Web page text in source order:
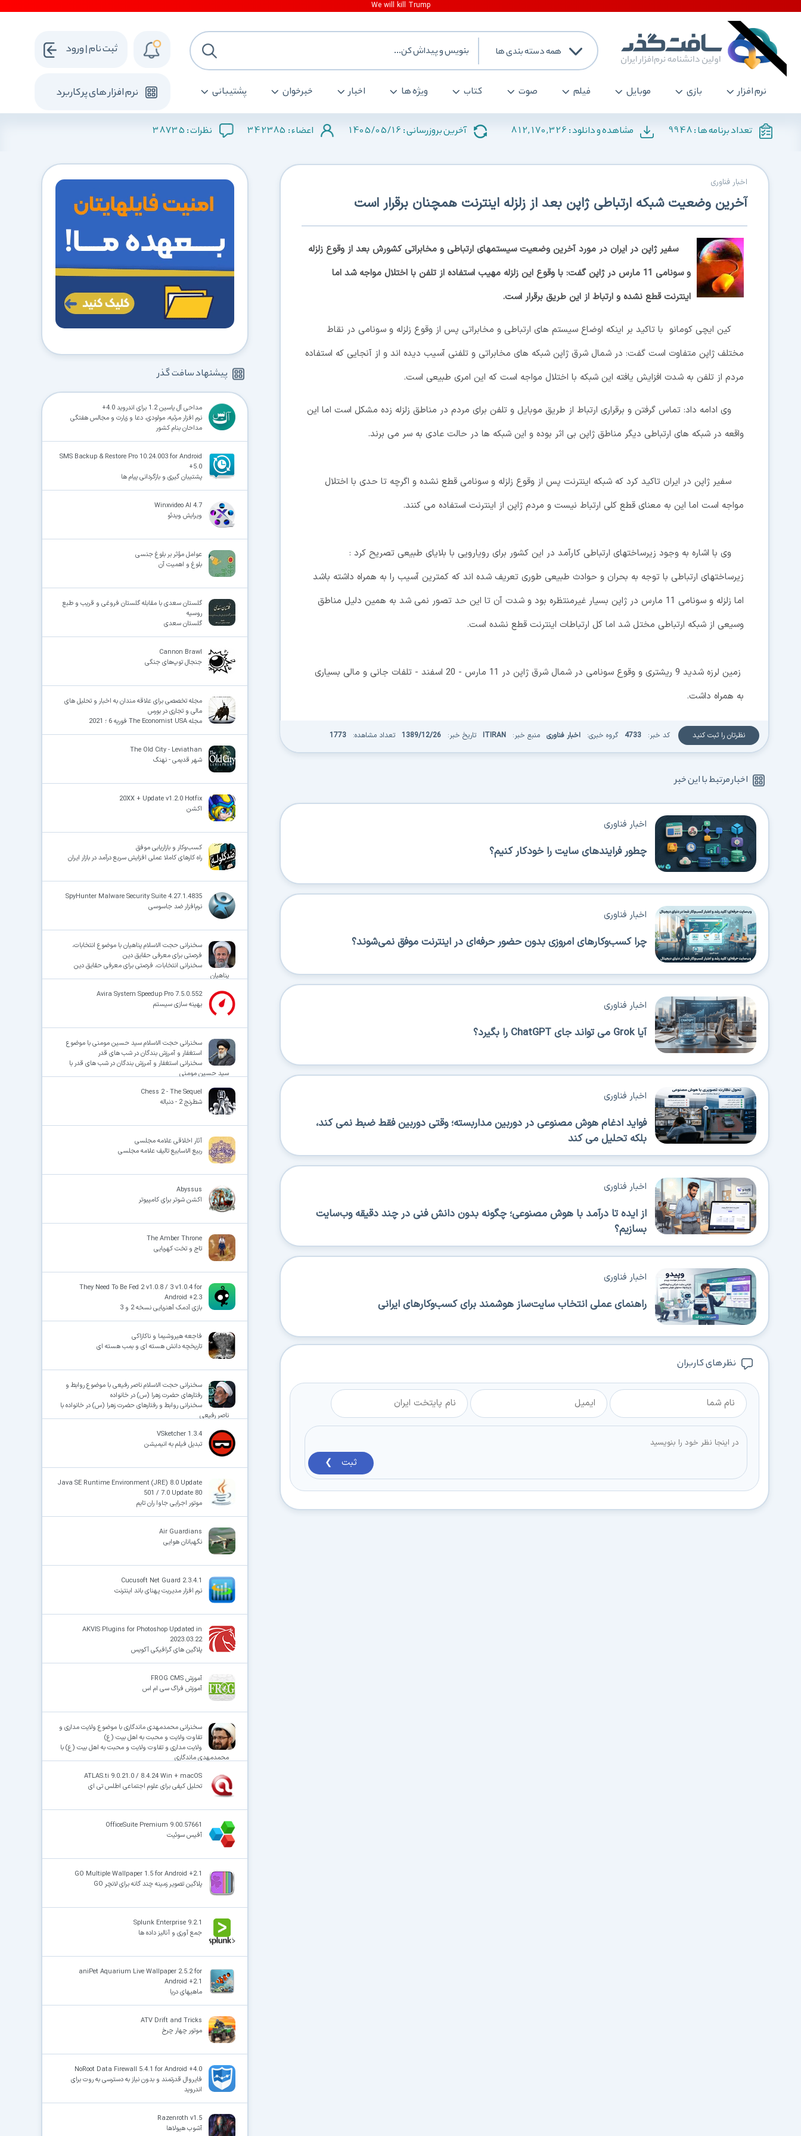
همه دسته بندی ها
نرم افزار بازی موبایل فیلم صوت کتاب ویژه ها اخبار خبرخوان پشتیبانی نرم افزار های پرکاربرد
ثبت نام | ورود
تعداد برنامه ها :9948 مشاهده و دانلود : 812,170,326 آخرین بروزرسانی : 1405/05/16 اعضاء : 342385 نظرات : 38735
اخبار فناوری
آخرین وضعیت شبکه ارتباطی ژاپن بعد از زلزله اینترنت همچنان برقرار است
سفیر ژاپن در ایران در مورد آخرین وضعیت سیستمهای ارتباطی و مخابراتی کشورش بعد از وقوع زلزله
و سونامی 11 مارس در ژاپن گفت: با وقوع این زلزله مهیب استفاده از تلفن با اختلال مواجه شد اما
اینترنت قطع نشده و ارتباط از این طریق برقرار است.
کین ایچی کومانو با تاکید بر اینکه اوضاع سیستم های ارتباطی و مخابراتی پس از وقوع زلزله و سونامی در نقاط
مختلف ژاپن متفاوت است گفت: در شمال شرق ژاپن شبکه های مخابراتی و تلفنی آسیب دیده اند و از آنجایی که استفاده
مردم از تلفن به شدت افزایش یافته این شبکه با اختلال مواجه است که این امری طبیعی است.
وی ادامه داد: تماس گرفتن و برقراری ارتباط از طریق موبایل و تلفن برای مردم در مناطق زلزله زده مشکل است اما این
واقعه در شبکه های ارتباطی دیگر مناطق ژاپن بی اثر بوده و این شبکه ها در حالت عادی به سر می برند.
سفیر ژاپن در ایران تاکید کرد که شبکه اینترنت پس از وقوع زلزله و سونامی قطع نشده و اگرچه تا حدی با اختلال
مواجه است اما این به معنای قطع کلی ارتباط نیست و مردم ژاپن از اینترنت استفاده می کنند.
وی با اشاره به وجود زیرساختهای ارتباطی کارآمد در این کشور برای رویارویی با بلایای طبیعی تصریح کرد :
زیرساختهای ارتباطی با توجه به بحران و حوادث طبیعی طوری تعریف شده اند که کمترین آسیب را به همراه داشته باشد
اما زلزله و سونامی 11 مارس در ژاپن بسیار غیرمنتظره بود و شدت آن تا این حد تصور نمی شد به همین دلیل مناطق
وسیعی از شبکه ارتباطی مختل شد اما کل ارتباطات اینترنت قطع نشده است.
زمین لرزه شدید 9 ریشتری و وقوع سونامی در شمال شرق ژاپن در 11 مارس - 20 اسفند - تلفات جانی و مالی بسیاری
به همراه داشت.
نظرتان را ثبت کنید کد خبر: 4733 گروه خبری: اخبار فناوری منبع خبر: ITIRAN تاریخ خبر: 1389/12/26 تعداد مشاهده: 1773
اخبار مرتبط با این خبر
چطور فرایندهای سایت را خودکار کنیم؟
اخبار فناوری
چرا کسب‌وکارهای امروزی بدون حضور حرفه‌ای در اینترنت موفق نمی‌شوند؟
اخبار فناوری
آیا Grok می تواند جای ChatGPT را بگیرد؟
اخبار فناوری
فواید ادغام هوش مصنوعی در دوربین مداربسته؛ وقتی دوربین فقط ضبط نمی کند،
بلکه تحلیل می کند
اخبار فناوری
از ایده تا درآمد با هوش مصنوعی؛ چگونه بدون دانش فنی در چند دقیقه وب‌سایت
بسازیم؟
اخبار فناوری
راهنمای عملی انتخاب سایت‌ساز هوشمند برای کسب‌وکارهای ایرانی
اخبار فناوری
نظر های کاربران
ثبت ❯
پیشنهاد سافت گذر
مداحی آل یاسین 1.2 برای اندروید 4.0+
نرم افزار مرثیه، مولودی، دعا و زیارت و مجالس هفتگی
مداحان بنام کشور
SMS Backup & Restore Pro 10.24.003 for Android
+5.0
پشتیبان گیری و بازگردانی پیام ها
Winxvideo AI 4.7
ویرایش ویدئو
عوامل مؤثر بر بلوغ جنسی
بلوغ و اهمیت آن
گلستان سعدی با مقابله گلستان فروغی و قریب و طبع
روسیه
گلستان سعدی
Cannon Brawl
جنجال توپ‌های جنگی
مجله تخصصی برای علاقه مندان به اخبار و تحلیل های
مالی و تجاری در بورس
مجله The Economist USA فوریه 6 ؛ 2021
The Old City - Leviathan
شهر قدیمی - نهنگ
20XX + Update v1.2.0 Hotfix
اکشن
کسب‌و‌کار و بازاریابی موفق
راه کارهای کاملا عملی افزایش سریع درآمد در بازار ایران
SpyHunter Malware Security Suite 4.27.1.4835
نرم‌افزار ضد جاسوسی
سخنرانی حجت الاسلام پناهیان با موضوع انتخابات،
فرصتی برای معرفی حقایق دین
سخنرانی انتخابات، فرصتی برای معرفی حقایق دین
پناهیان
Avira System Speedup Pro 7.5.0.552
بهینه سازی سیستم
سخنرانی حجت الاسلام سید حسین مومنی با موضوع
استغفار و آمرزش بندگان در شب های قدر
سخنرانی استغفار و آمرزش بندگان در شب های قدر با
سید حسین مومنی
Chess 2 - The Sequel
شطرنج 2 - دنباله
آثار اخلاقی علامه مجلسی
ربیع الاسابیع تالیف علامه مجلسی
Abyssus
اکشن شوتر برای کامپیوتر
The Amber Throne
تاج و تخت کهربایی
They Need To Be Fed 2 v1.0.8 / 3 v1.0.4 for
Android +2.3
بازی آدمک آهنربایی نسخه 2 و 3
فاجعه هیروشیما و ناکازاکی
تاریخچه دانش هسته ای و بمب هسته ای
سخنرانی حجت الاسلام ناصر رفیعی با موضوع روابط و
رفتارهای حضرت زهرا (س) در خانواده
سخنرانی روابط و رفتارهای حضرت زهرا (س) در خانواده با
ناصر رفیعی
VSketcher 1.3.4
تبدیل فیلم به انیمیشن
Java SE Runtime Environment (JRE) 8.0 Update
501 / 7.0 Update 80
موتور اجرایی جاوا ران تایم
Air Guardians
نگهبانان هوایی
Cucusoft Net Guard 2.3.4.1
نرم افزار مدیریت پهنای باند اینترنت
AKVIS Plugins for Photoshop Updated in
2023.03.22
پلاگین های گرافیکی آکویس
آموزش FROG CMS
آموزش فراگ سی ام اس
سخنرانی محمدمهدی ماندگاری با موضوع ولایت مداری و
تفاوت ولایت و محبت به اهل بیت (ع)
ولایت مداری و تفاوت ولایت و محبت به اهل بیت (ع) با
محمدمهدی ماندگاری
ATLAS.ti 9.0.21.0 / 8.4.24 Win + macOS
تحلیل کیفی برای علوم اجتماعی اطلس تی ای
OfficeSuite Premium 9.00.57661
آفیس سوئیت
GO Multiple Wallpaper 1.5 for Android +2.1
پلاگین تصویر زمینه چند گانه برای لانچر GO
Splunk Enterprise 9.2.1
جمع آوری و آنالیز داده ها
aniPet Aquarium Live Wallpaper 2.5.2 for
Android +2.1
ماهیهای دریا
ATV Drift and Tricks
موتور چهار چرخ
NoRoot Data Firewall 5.4.1 for Android +4.0
فایروال قدرتمند و بدون نیاز به دسترسی به روت برای
اندروید
Razenroth v1.5
آشوب هیولاها